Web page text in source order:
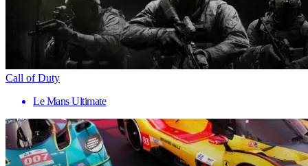
Call of Duty
Le Mans Ultimate